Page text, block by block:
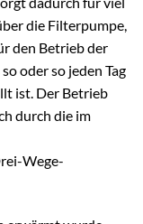
die Filterpumpe,
den Betrieb der
oder so jeden Tag
ist. Der Betrieb
durch die im
Wege-